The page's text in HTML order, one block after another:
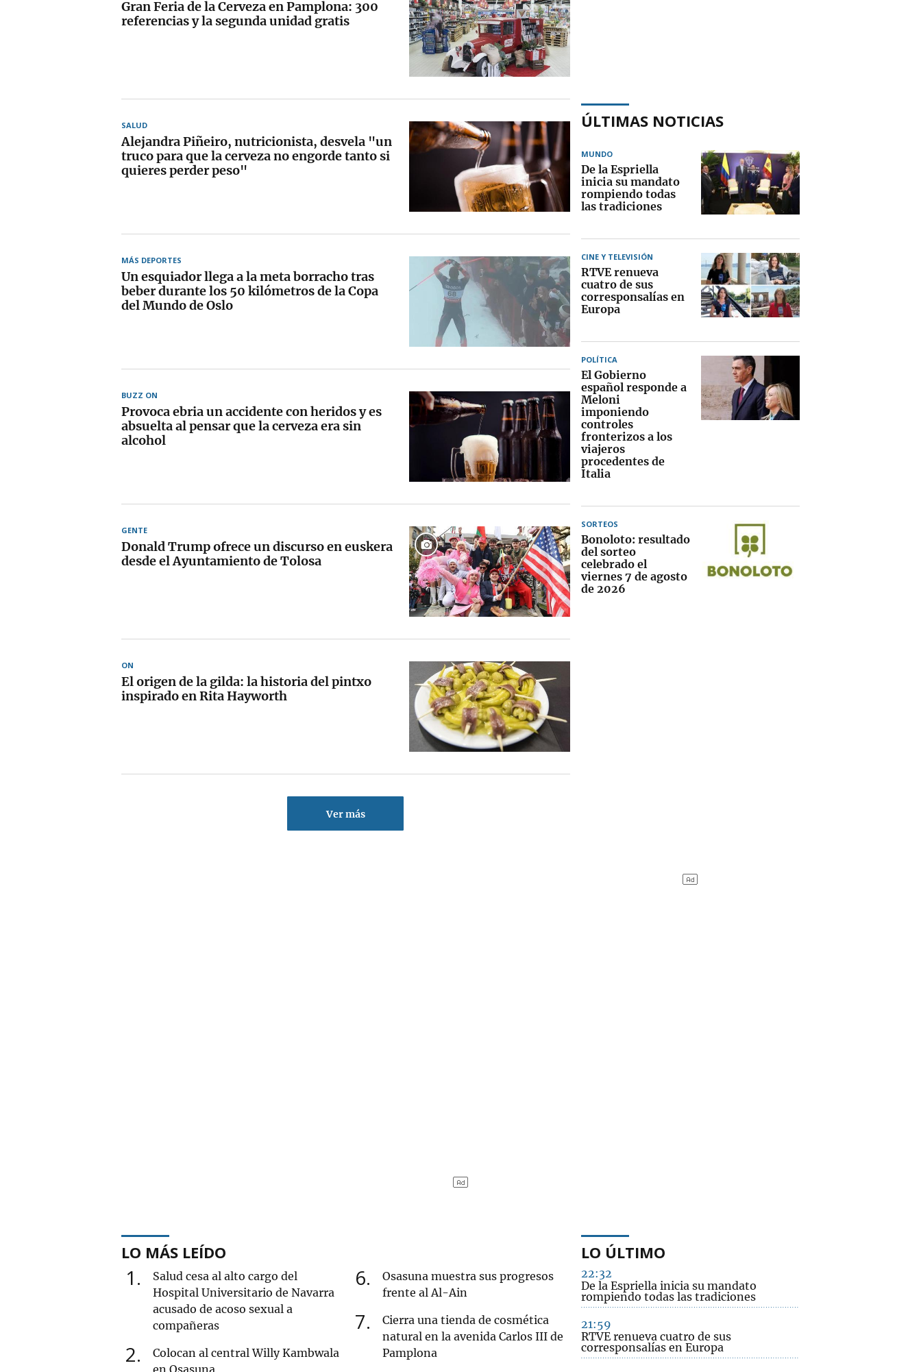
Gran Feria de la Cerveza en Pamplona: 300
referencias y la segunda unidad gratis
SALUD
Alejandra Piñeiro, nutricionista, desvela "un
truco para que la cerveza no engorde tanto si
quieres perder peso"
MÁS DEPORTES
Un esquiador llega a la meta borracho tras
beber durante los 50 kilómetros de la Copa
del Mundo de Oslo
BUZZ ON
Provoca ebria un accidente con heridos y es
absuelta al pensar que la cerveza era sin
alcohol
GENTE
Donald Trump ofrece un discurso en euskera
desde el Ayuntamiento de Tolosa
ON
El origen de la gilda: la historia del pintxo
inspirado en Rita Hayworth
Ver más
ÚLTIMAS NOTICIAS
MUNDO
De la Espriella
inicia su mandato
rompiendo todas
las tradiciones
CINE Y TELEVISIÓN
RTVE renueva
cuatro de sus
corresponsalías en
Europa
POLÍTICA
El Gobierno
español responde a
Meloni
imponiendo
controles
fronterizos a los
viajeros
procedentes de
Italia
SORTEOS
Bonoloto: resultado
del sorteo
celebrado el
viernes 7 de agosto
de 2026
LO MÁS LEÍDO
1
Salud cesa al alto cargo del
Hospital Universitario de Navarra
acusado de acoso sexual a
compañeras
2
Colocan al central Willy Kambwala
en Osasuna
6
Osasuna muestra sus progresos
frente al Al-Ain
7
Cierra una tienda de cosmética
natural en la avenida Carlos III de
Pamplona
LO ÚLTIMO
22:32
De la Espriella inicia su mandato
rompiendo todas las tradiciones
21:59
RTVE renueva cuatro de sus
corresponsalías en Europa